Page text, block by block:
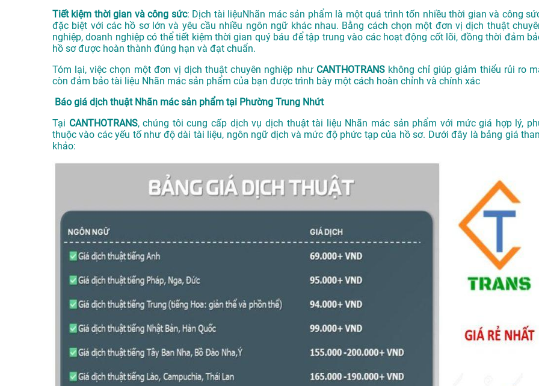
Tiết kiệm thời gian và công sức: Dịch tài liệuNhãn mác sản phẩm là một quá trình tốn nhiều thời gian và công
đặc biệt với các hồ sơ lớn và yêu cầu nhiều ngôn ngữ khác nhau. Bằng cách chọn một đơn vị dịch thuật
nghiệp, doanh nghiệp có thể tiết kiệm thời gian quý báu để tập trung vào các hoạt động cốt lõi, đồng thời đảm
hồ sơ được hoàn thành đúng hạn và đạt chuẩn.
Tóm lại, việc chọn một đơn vị dịch thuật chuyên nghiệp như CANTHOTRANSkhông chỉ giúp giảm thiểu rủi ro
còn đảm bảo tài liệu Nhãn mác sản phẩm của bạn được trình bày một cách hoàn chỉnh và chính xác
Báo giá dịch thuật Nhãn mác sản phẩm tại Phường Trung Nhứt
Tại CANTHOTRANS, chúng tôi cung cấp dịch vụ dịch thuật tài liệu Nhãn mác sản phẩm với mức giá hợp lý,
thuộc vào các yếu tố như độ dài tài liệu, ngôn ngữ dịch và mức độ phức tạp của hồ sơ. Dưới đây là bảng giá
khảo: